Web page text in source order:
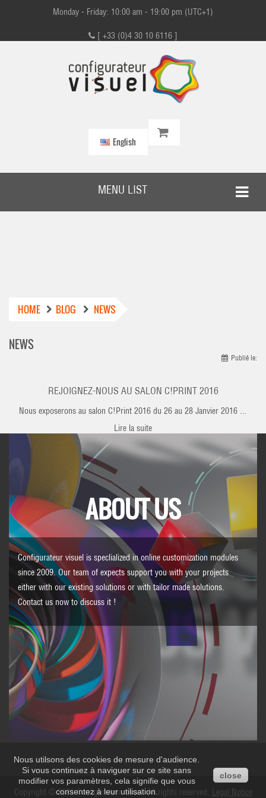
Monday - Friday: 10:00 am - 19:00 pm (UTC+1)
[ +33 (0)4 30 10 6116 ]
English
MENU LIST
HOME BLOG NEWS
NEWS
REJOIGNEZ-NOUS AU SALON C!PRINT 2016
Publié le:
Nous exposerons au salon C!Print 2016 du 26 au 28 Janvier 2016 ...
Lire la suite
Nous utilsons des cookies de mesure d'audience.
Si vous continuez à naviguer sur ce site sans
modifier vos paramètres, cela signifie que vous
consentez à leur utilisation.
close
ABOUT US
Configurateur visuel is speclialized in online customization modules
since 2009. Our team of expects support you with your projects
either with our existing solutions or with tailor made solutions.
Contact us now to discuss it !
Copyright © 2021 Configurateur visuel. All rights reserved. Legal Notice